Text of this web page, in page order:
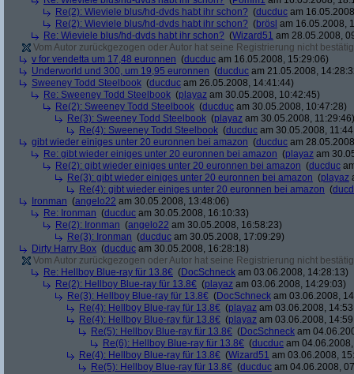
Re(2): Wieviele blus/hd-dvds habt ihr schon? (ducduc am
Re(2): Wieviele blus/hd-dvds habt ihr schon? (brösl am 16.05.2008,
Re: Wieviele blus/hd-dvds habt ihr schon? (Wizard51 am 28.05.2008,
Vom Autor zurückgezogen oder Autor hat seine Registrierung nicht
v for vendetta um 17,48 euronnen (ducduc am 16.05.2008, 15:29:06)
Underworld und 300, um 19,95 euronnen (ducduc am 21.05.2008,
Sweeney Todd Steelbook (ducduc am 26.05.2008, 14:41:44)
Re: Sweeney Todd Steelbook (playaz am 30.05.2008, 10:42:45)
Re(2): Sweeney Todd Steelbook (ducduc am 30.05.2008, 10:47:28)
Re(3): Sweeney Todd Steelbook (playaz am 30.05.2008, 11:29:46)
Re(4): Sweeney Todd Steelbook (ducduc am 30.05.2008,
gibt wieder einiges unter 20 euronnen bei amazon (ducduc am
Re: gibt wieder einiges unter 20 euronnen bei amazon (playaz am
Re(2): gibt wieder einiges unter 20 euronnen bei amazon (ducduc
Re(3): gibt wieder einiges unter 20 euronnen bei amazon (playaz
Re(4): gibt wieder einiges unter 20 euronnen bei amazon (
Ironman (angelo22 am 30.05.2008, 13:48:06)
Re: Ironman (ducduc am 30.05.2008, 16:10:33)
Re(2): Ironman (angelo22 am 30.05.2008, 16:58:23)
Re(3): Ironman (ducduc am 30.05.2008, 17:09:29)
Dirty Harry Box (ducduc am 30.05.2008, 16:28:18)
Vom Autor zurückgezogen oder Autor hat seine Registrierung nicht
Re: Hellboy Blue-ray für 13.8€ (DocSchneck am 03.06.2008, 14:28:13)
Re(2): Hellboy Blue-ray für 13.8€ (playaz am 03.06.2008, 14:29:03)
Re(3): Hellboy Blue-ray für 13.8€ (DocSchneck am 03.06.2008,
Re(4): Hellboy Blue-ray für 13.8€ (playaz am 03.06.2008,
Re(4): Hellboy Blue-ray für 13.8€ (playaz am 03.06.2008,
Re(5): Hellboy Blue-ray für 13.8€ (DocSchneck am
Re(6): Hellboy Blue-ray für 13.8€ (ducduc am
Re(4): Hellboy Blue-ray für 13.8€ (Wizard51 am 03.06.2008,
Re(5): Hellboy Blue-ray für 13.8€ (ducduc am 04.06.2008,